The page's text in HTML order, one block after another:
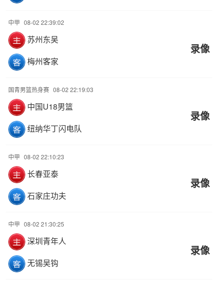
中甲 08-02 22:39:02
苏州东吴
梅州客家
录像
国青男篮热身赛 08-02 22:19:03
中国U18男篮
纽纳华丁闪电队
录像
中甲 08-02 22:10:23
长春亚泰
石家庄功夫
录像
中甲 08-02 21:30:25
深圳青年人
无锡吴钩
录像